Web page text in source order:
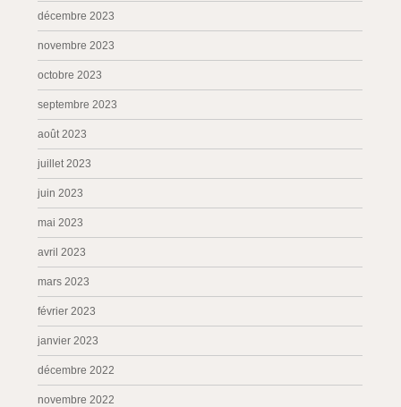
décembre 2023
novembre 2023
octobre 2023
septembre 2023
août 2023
juillet 2023
juin 2023
mai 2023
avril 2023
mars 2023
février 2023
janvier 2023
décembre 2022
novembre 2022